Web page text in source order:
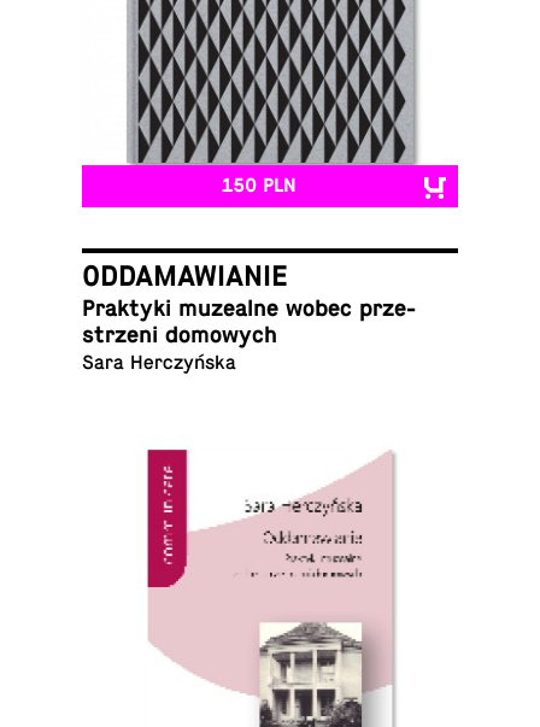
150 PLN
ODDAMAWIANIE
Prak­ty­ki mu­ze­al­ne wobec prze­
strze­ni domowych
Sara Herczyńska